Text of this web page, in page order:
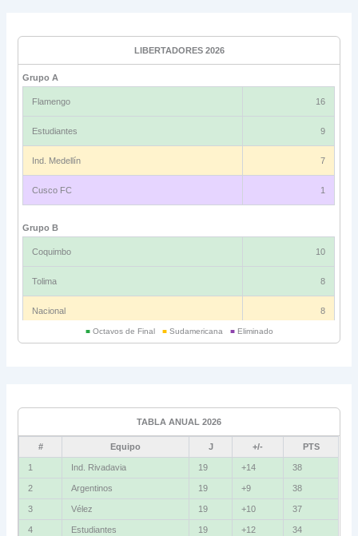
LIBERTADORES 2026
Grupo A
Flamengo 16
Estudiantes 9
Ind. Medellín 7
Cusco FC 1
Grupo B
Coquimbo 10
Tolima 8
Nacional 8
Bolívar 5
La Guaira
Grupo D
■Octavos de Final ■Sudamericana ■Eliminado
TABLA ANUAL 2026
# Equipo J +/- PTS
1 Ind. Rivadavia 19 +14 38
2 Argentinos 19 +9 38
3 Vélez 19 +10 37
4 Estudiantes 19 +12 34